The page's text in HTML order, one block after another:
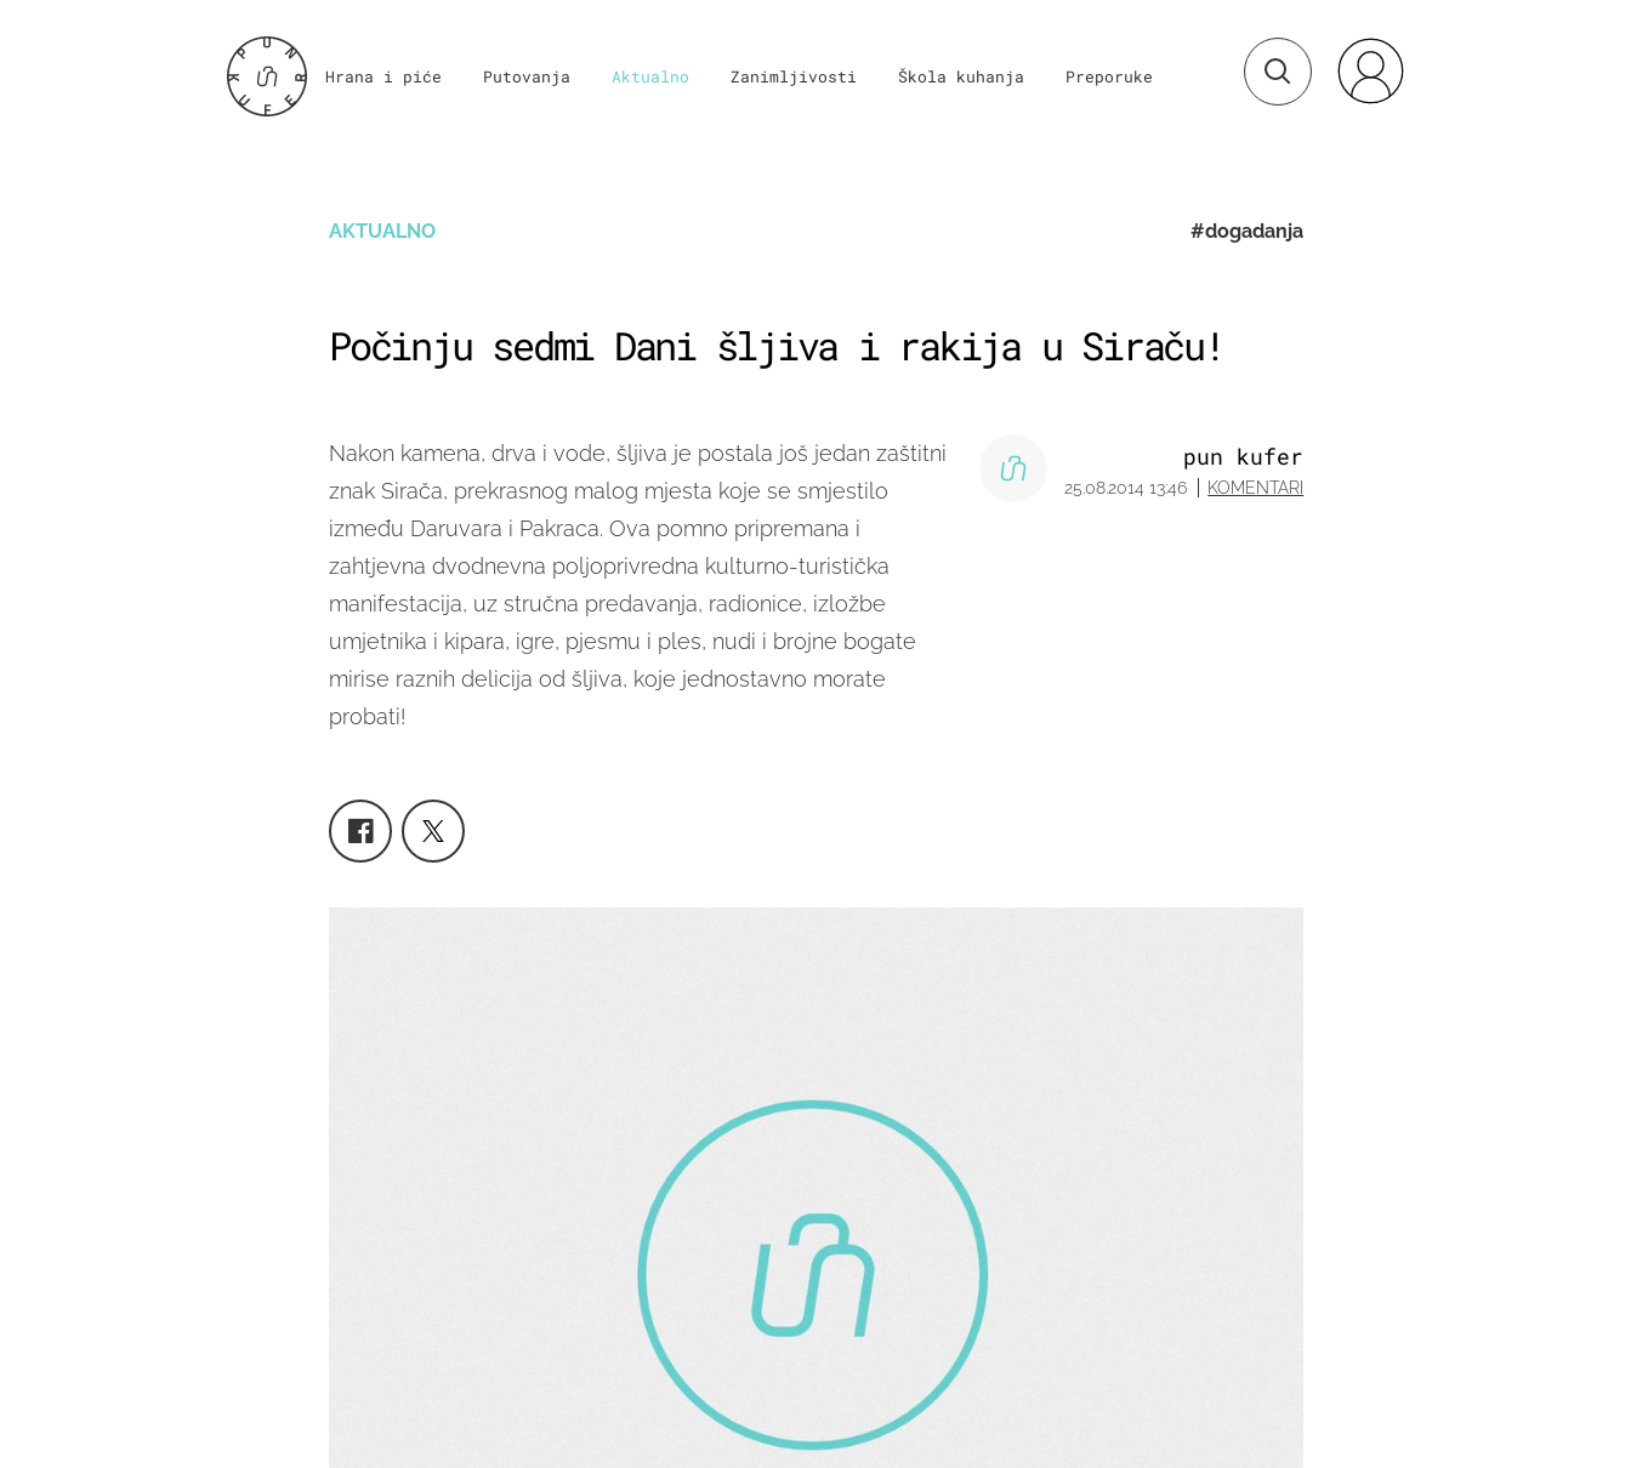
Hrana i piće Putovanja Aktualno Zanimljivosti Škola kuhanja Preporuke
AKTUALNO #dogadanja
Počinju sedmi Dani šljiva i rakija u Siraču!
Nakon kamena, drva i vode,šljiva je postala još jedan zaštitni
znak Sirača, prekrasnog malog mjesta koje se smjestilo
između Daruvara i Pakraca. Ova pomno pripremana i
zahtjevna dvodnevna poljoprivredna kulturno-turistička
manifestacija, uz stručna predavanja, radionice, izložbe
umjetnika i kipara, igre, pjesmu i ples, nudi i brojne bogate
mirise raznih delicija od šljiva, koje jednostavno morate
probati!
pun kufer
25.08.2014 13:46 KOMENTARI